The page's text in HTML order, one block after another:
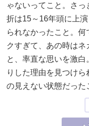
ゃないってこと。さ
折は15～16年頭に上
られなかったこと。
クすぎて、あの時はネ
と、率直な思いを激
りした理由を見つけ
の見えない状態だった